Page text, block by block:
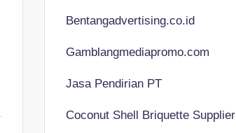
Bentangadvertising.co.id
Gamblangmediapromo.com
Jasa Pendirian PT
Coconut Shell Briquette Supplier